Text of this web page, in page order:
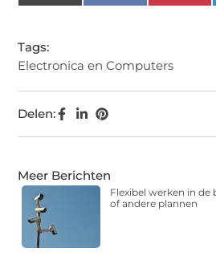
Tags:
Electronica en Computers
Delen:
Meer Berichten
Flexibel werken in de
of andere plannen